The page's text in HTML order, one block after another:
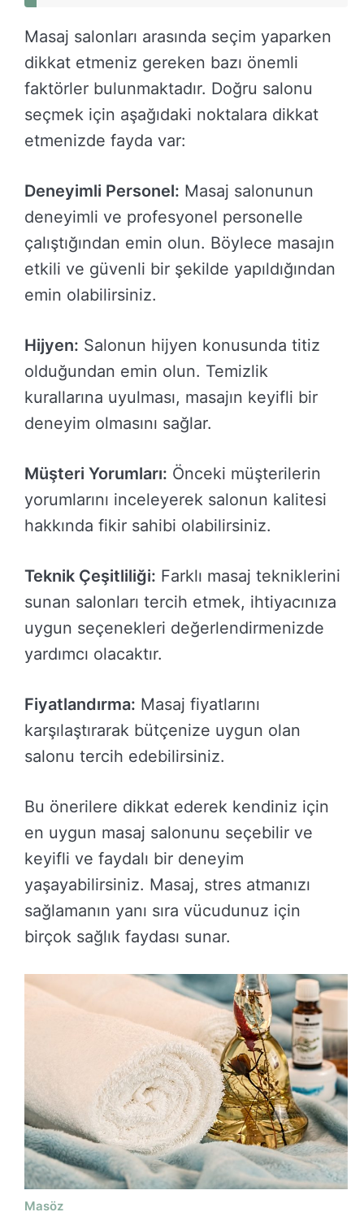
Masaj salonları arasında seçim yaparken
dikkat etmeniz gereken bazı önemli
faktörler bulunmaktadır. Doğru salonu
seçmek için aşağıdaki noktalara dikkat
etmenizde fayda var:
Deneyimli Personel: Masaj salonunun
deneyimli ve profesyonel personelle
çalıştığından emin olun. Böylece masajın
etkili ve güvenli bir şekilde yapıldığından
emin olabilirsiniz.
Hijyen: Salonun hijyen konusunda titiz
olduğundan emin olun. Temizlik
kurallarına uyulması, masajın keyifli bir
deneyim olmasını sağlar.
Müşteri Yorumları: Önceki müşterilerin
yorumlarını inceleyerek salonun kalitesi
hakkında fikir sahibi olabilirsiniz.
Teknik Çeşitliliği: Farklı masaj tekniklerini
sunan salonları tercih etmek, ihtiyacınıza
uygun seçenekleri değerlendirmenizde
yardımcı olacaktır.
Fiyatlandırma: Masaj fiyatlarını
karşılaştırarak bütçenize uygun olan
salonu tercih edebilirsiniz.
Bu önerilere dikkat ederek kendiniz için
en uygun masaj salonunu seçebilir ve
keyifli ve faydalı bir deneyim
yaşayabilirsiniz. Masaj, stres atmanızı
sağlamanın yanı sıra vücudunuz için
birçok sağlık faydası sunar.
Masöz